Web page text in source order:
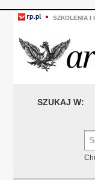
SZKOLENIA I
SZUKAJ W: